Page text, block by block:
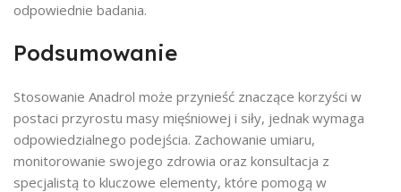
odpowiednie badania.
Podsumowanie
Stosowanie Anadrol może przynieść znaczące korzyści w
postaci przyrostu masy mięśniowej i siły, jednak wymaga
odpowiedzialnego podejścia. Zachowanie umiaru,
monitorowanie swojego zdrowia oraz konsultacja z
specjalistą to kluczowe elementy, które pomogą w